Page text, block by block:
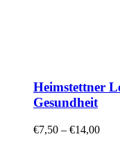
Heimstettner
Gesundheit
€7,50 – €14,00